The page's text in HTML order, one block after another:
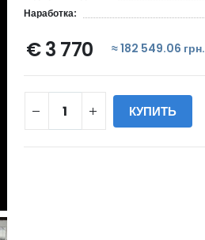
Наработка:
€ 3 770 ≈ 182 549.06 грн.
КУПИТЬ